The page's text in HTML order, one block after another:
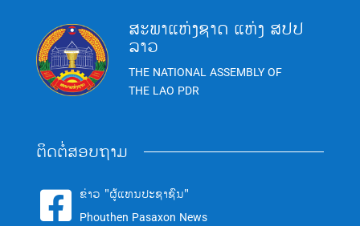
ສະພາແຫ່ງຊາດ ແຫ່ງ ສປປ
ລາວ
THE NATIONAL ASSEMBLY OF
THE LAO PDR
ຕິດຕໍ່ສອບຖາມ
 ຂ່າວ "ຜູ້ແທນປະຊາຊົນ"
Phouthen Pasaxon News